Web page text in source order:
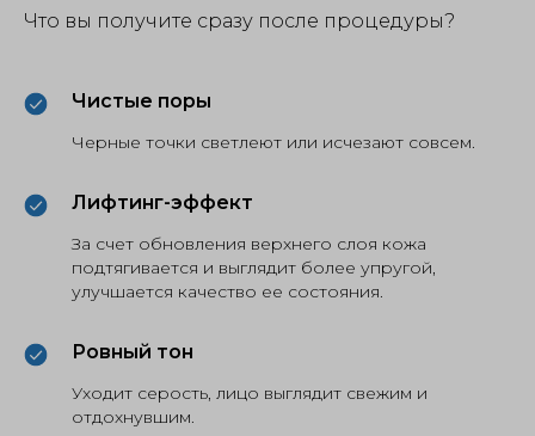
Что вы получите сразу после процедуры?
Чистые поры
Черные точки светлеют или исчезают совсем.
Лифтинг-эффект
За счет обновления верхнего слоя кожа
подтягивается и выглядит более упругой,
улучшается качество ее состояния.
Ровный тон
Уходит серость, лицо выглядит свежим и
отдохнувшим.